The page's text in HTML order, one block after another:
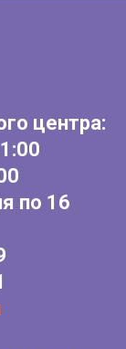
центра:
по 16